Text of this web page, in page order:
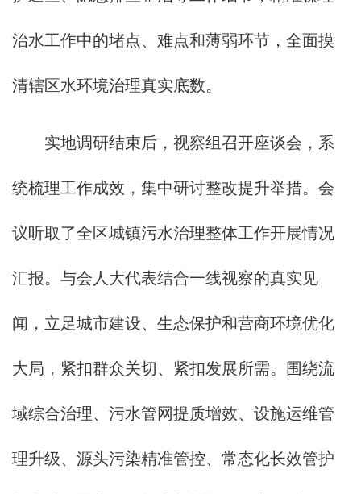
治水工作中的堵点、难点和薄弱环节，全面摸
清辖区水环境治理真实底数。
实地调研结束后，视察组召开座谈会，系
统梳理工作成效，集中研讨整改提升举措。会
议听取了全区城镇污水治理整体工作开展情况
汇报。与会人大代表结合一线视察的真实见
闻，立足城市建设、生态保护和营商环境优化
大局，紧扣群众关切、紧扣发展所需。围绕流
域综合治理、污水管网提质增效、设施运维管
理升级、源头污染精准管控、常态化长效管护